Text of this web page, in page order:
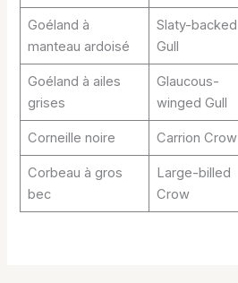
Goéland à
manteau ardoisé
Slaty-backed
Gull
Goéland à ailes
grises
Glaucous-
winged Gull
Corneille noire Carrion Crow
Corbeau à gros
bec
Large-billed
Crow